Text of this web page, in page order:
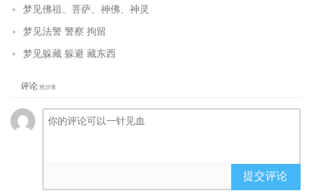
梦见佛祖、菩萨、神佛、神灵
梦见法警 警察 拘留
梦见躲藏 躲避 藏东西
评论 抢沙发
提交评论